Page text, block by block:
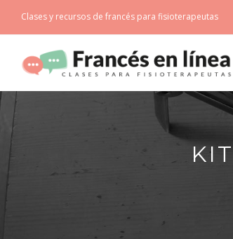
Clases y recursos de francés para fisioterapeutas